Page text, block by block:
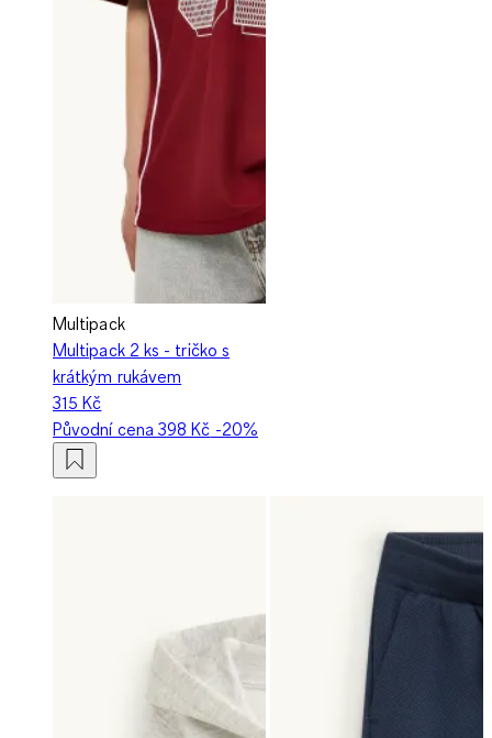
Multipack
Multipack 2 ks - tričko s
krátkým rukávem
315 Kč
Původní cena398 Kč -20%